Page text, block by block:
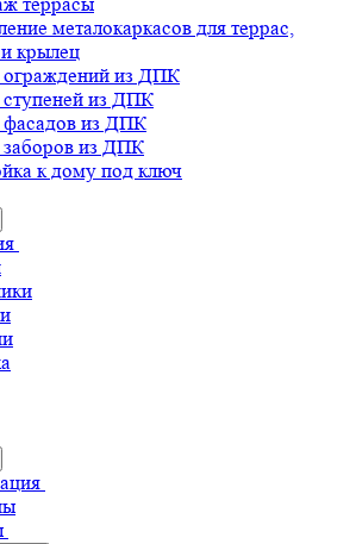
металокаркасов для террас,
крылец
из ДПК
из ДПК
из ДПК
из ДПК
к дому под ключ